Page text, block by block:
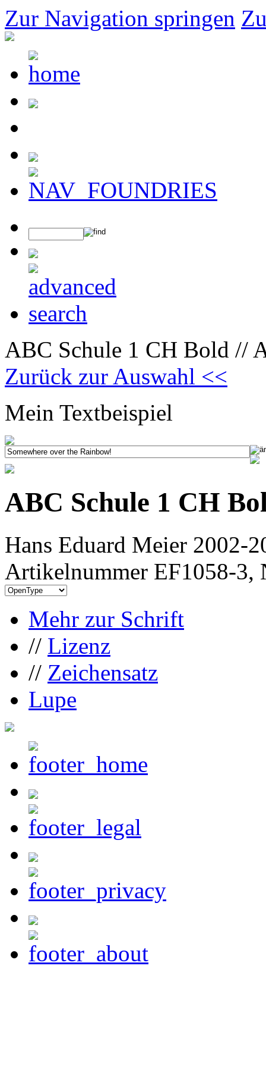
Zur Navigation springen
ABC Schule 1 CH Bold //
Zurück zur Auswahl <<
Mein Textbeispiel
ABC Schule 1 CH
Hans Eduard Meier 2002-
Artikelnummer EF1058-3,
Mehr zur Schrift
// Lizenz
// Zeichensatz
Lupe